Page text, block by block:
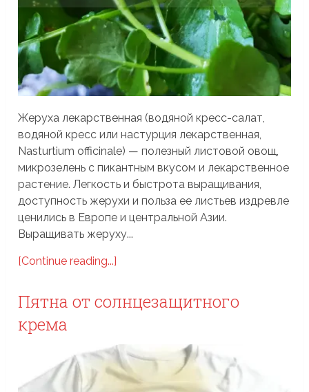
Жеруха лекарственная (водяной кресс-салат,
водяной кресс или настурция лекарственная,
Nasturtium officinale) — полезный листовой овощ,
микрозелень с пикантным вкусом и лекарственное
растение. Легкость и быстрота выращивания,
доступность жерухи и польза ее листьев издревле
ценились в Европе и центральной Азии.
Выращивать жеруху...
[Continue reading...]
Пятна от солнцезащитного
крема